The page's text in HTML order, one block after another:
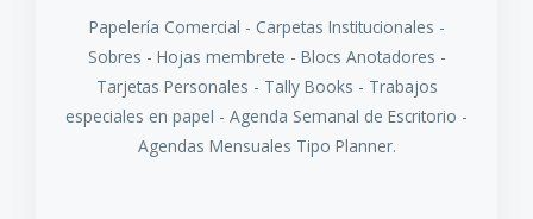
Papelería Comercial - Carpetas Institucionales -
Sobres - Hojas membrete - Blocs Anotadores -
Tarjetas Personales - Tally Books - Trabajos
especiales en papel - Agenda Semanal de Escritorio -
Agendas Mensuales Tipo Planner.